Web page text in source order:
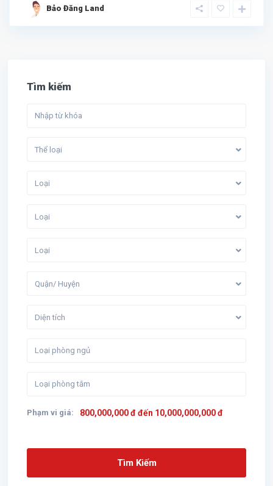
Bảo Đăng Land
Tìm kiếm
Thể loại
Loại
Loại
Loại
Quận/ Huyện
Diện tích
Phạm vi giá: 800,000,000 đ đến 10,000,000,000 đ
Tìm Kiếm